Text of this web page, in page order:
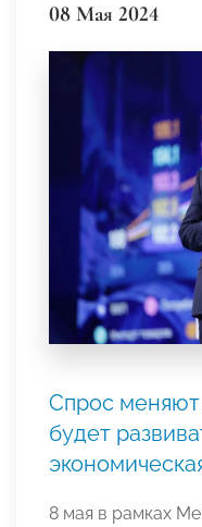
08 Мая 2024
Спрос
будет
8 мая в рамках